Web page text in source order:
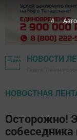
НОВОСТИ
НОВОСТНАЯ
Осторожно!
собеседника
3